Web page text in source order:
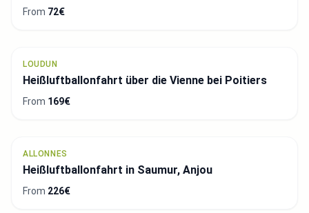
From 72€
LOUDUN
Heißluftballonfahrt über die Vienne bei Poitiers
From 169€
ALLONNES
Heißluftballonfahrt in Saumur, Anjou
From 226€